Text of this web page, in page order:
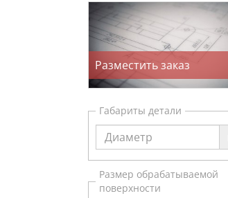
Разместить заказ
Габариты детали
Размер обрабатываемой
поверхности